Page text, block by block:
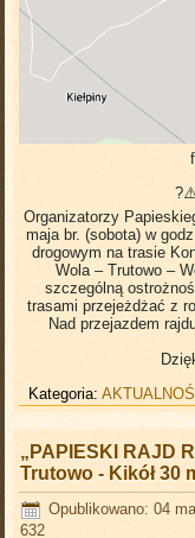
Organizatorzy
maja br. (sobota) w
drogowym na trasie
Wola – Trutowo –
szczególną
trasami przejeżdżać z
Nad przejazdem
Kategoria:
„PAPIESKI RAJD
Trutowo - Kikół 30
Opublikowano: 04
632